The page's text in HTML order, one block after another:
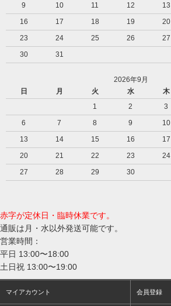
9
10 11 12 13
16
17 18 19 20
23
24 25 26 27
30
31
2026年9月
日
月 火 水 木
1
2 3
6
7 8 9 10
13
14 15 16 17
20
21 22 23 24
27
28 29 30
赤字が定休日・臨時休業です。
通販は月・水以外発送可能です。
営業時間：
平日 13:00〜18:00
土日祝 13:00〜19:00
マイアカウント 会員登録